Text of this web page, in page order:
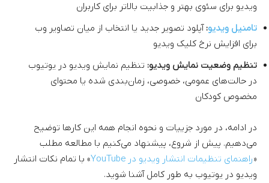
ویدیو برای سئوی بهتر و جذابیت بالاتر برای کاربران
تامنیل ویدیو: آپلود تصویر جدید یا انتخاب از میان تصاویر وب
برای افزایش نرخ کلیک ویدیو
تنظیم وضعیت نمایش ویدیو: تنظیم نمایش ویدیو در یوتیوب
در حالت‌های عمومی، خصوصی، زمان‌بندی شده یا محتوای
مخصوص کودکان
در ادامه، در مورد جزییات و نحوه انجام همه این کارها توضیح
می‌دهیم. پیش از شروع، پیشنهاد می‌کنیم با مطالعه مطلب
«راهنمای تنظیمات انتشار ویدیو در YouTube
» با تمام نکات انتشار
ویدیو در یوتیوب به طور کامل آشنا شوید.